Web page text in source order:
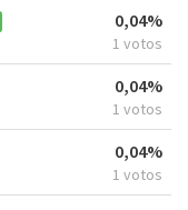
0,04%
1 votos
0,04%
1 votos
0,04%
1 votos